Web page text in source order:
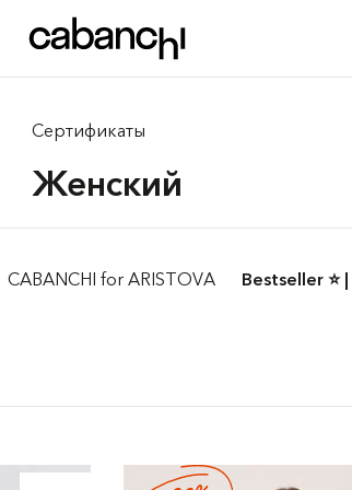
Сертификаты
Женский
CABANCHI for ARISTOVA Bestseller ⭐️